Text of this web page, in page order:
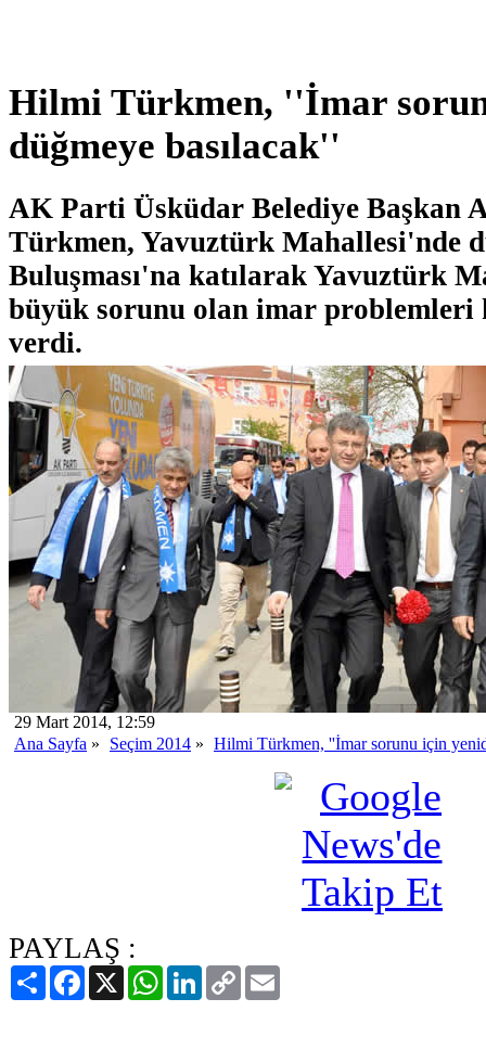
Hilmi Türkmen, ''İmar
düğmeye basılacak''
AK Parti Üsküdar Belediye Başkan
Türkmen, Yavuztürk Mahallesi'nde
Buluşması'na katılarak Yavuztürk
büyük sorunu olan imar problemleri
verdi.
29 Mart 2014, 12:59
Ana Sayfa » Seçim 2014 » Hilmi Türkmen, ''İmar sorunu için
PAYLAŞ :
PaylaşFacebook
X WhatsAppLinkedIn
Copy
Link